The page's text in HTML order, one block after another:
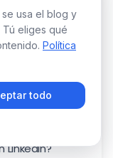
LinkedIn?
usa el blog y
eliges qué
Política
todo